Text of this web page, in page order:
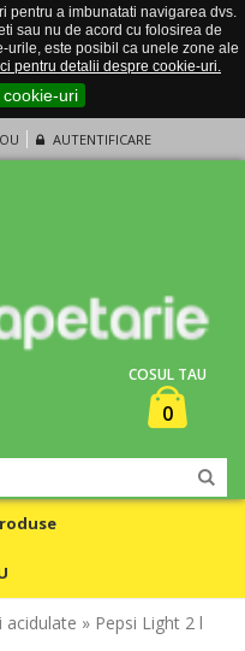
pentru a imbunatati navigarea dvs.
sau nu de acord cu folosirea de
urile, este posibil ca unele zone ale
pentru detalii despre cookie-uri.
cookie-uri
AUTENTIFICARE
COSUL TAU
0
acidulate » Pepsi Light 2 l